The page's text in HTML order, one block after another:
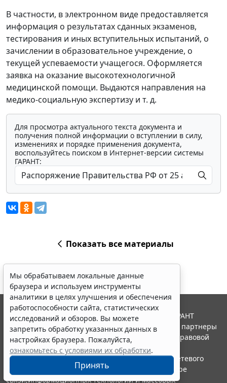
В частности, в электронном виде предоставляется
информация о результатах сданных экзаменов,
тестирования и иных вступительных испытаний, о
зачислении в образовательное учреждение, о
текущей успеваемости учащегося. Оформляется
заявка на оказание высокотехнологичной
медицинской помощи. Выдаются направления на
медико-социальную экспертизу и т. д.
Для просмотра актуального текста документа и
получения полной информации о вступлении в силу,
изменениях и порядке применения документа,
воспользуйтесь поиском в Интернет-версии системы
ГАРАНТ:
Показать все материалы
Мы обрабатываем локальные данные
браузера и используем инструменты
аналитики в целях улучшения и обеспечения
работоспособности сайта, статистических
исследований и обзоров. Вы можете
запретить обработку указанных данных в
настройках браузера. Пожалуйста,
ознакомьтесь с условиями их обработки.
Принять
© ООО "НПП "ГАРАНТ-СЕРВИС", 2026. Система ГАРАНТ
выпускается с 1990 года. Компания "Гарант" и ее партнеры
являются участниками Российской ассоциации правовой
информации ГАРАНТ.
Портал ГАРАНТ.РУ зарегистрирован в качестве сетевого
издания Федеральной службой по надзору в сфере
связи,информационных технологий и массовых